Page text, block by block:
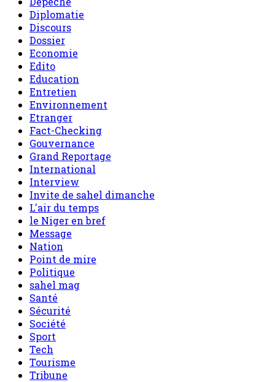
Diplomatie
Discours
Dossier
Economie
Edito
Education
Entretien
Environnement
Etranger
Fact-Checking
Gouvernance
Grand Reportage
International
Interview
Invite de sahel dimanche
L'air du temps
le Niger en bref
Message
Nation
Point de mire
Politique
sahel mag
Santé
Sécurité
Société
Sport
Tech
Tourisme
Tribune